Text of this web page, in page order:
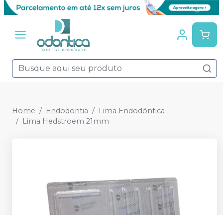
Home Endodontia
Lima Endodôntica
Lima Hedstroem 21mm